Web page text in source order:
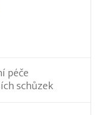
péče
schůzek